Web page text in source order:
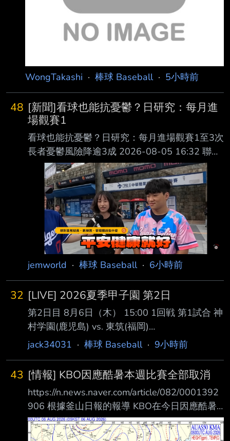
陳重羽 Ｃ 林辰勳 ＳＳ 林泓
弦 ＬＦ 陳子豪
WongTakashi · 棒球 Baseball· 5小時前
48 [新聞]看球也能抗憂鬱？日研究：每月進
場觀賽1
看球也能抗憂鬱？日研究：每月進場觀賽1至3次
長者憂鬱風險降逾3成 2026-08-05 16:32 聯合
報／ 記者 廖靜清／台北即時報導 台灣已邁入超
高齡社會，除了慢性病，長者心理健康也成為不
可忽視的課題。醫師提醒， 老年憂鬱症常被誤
以為只是「老了、心情不好」，甚至可能因記憶
力衰退、反應變慢，被 誤診為失智症。最新日
本研究發現，除了規律運動，觀看運動賽事、走
進球場感受熱血氛 圍，也能成為預防老年憂鬱
的新方法，每月到現場觀賽1至3次，憂鬱風險可
憂鬱症多發生於65
jemworld · 棒球 Baseball· 6小時前
32 [LIVE] 2026夏季甲子園 第2日
第2日目 8月6日（木） 15:00 1回戦 第1試合 神
村学園(鹿児島) vs. 東筑(福岡)
https://sports.yahoo.co.jp/livestream/vk/hsb/20
ファー(静岡) vs. 佐野日大(栃木)
https://sports.yahoo.co.jp/livestream/vk/hsb/20
21048482 夏の甲子園対戦カードと注目選手
https://www.draft-kaigi.jp/highschoo
jack34031 · 棒球 Baseball· 9小時前
43 [情報] KBO因應酷暑本週比賽全部取消
https://n.news.naver.com/article/082/0001392
906 根據釜山日報的報導 KBO在今日因應酷暑
展開的會議 本週的比賽將全數取消 之後的比賽
不論平日週末都將延至1900開賽（高尺蛋除